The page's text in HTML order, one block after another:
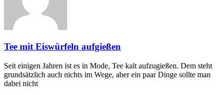
Tee mit Eiswürfeln aufgießen
Seit einigen Jahren ist es in Mode, Tee kalt aufzugießen. Dem steht
grundsätzlich auch nichts im Wege, aber ein paar Dinge sollte man
dabei nicht